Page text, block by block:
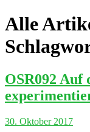
Alle
OSR092 Auf
30. Oktober 2017